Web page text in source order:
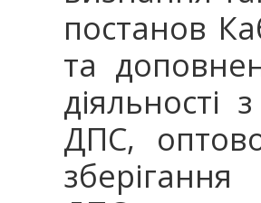
постанов
та
ДПС,